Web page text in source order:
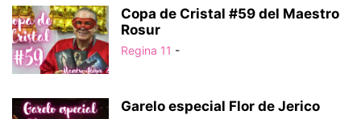
Copa de Cristal #59 del Maestro
Rosur
Regina 11 -
Garelo especial Flor de Jerico